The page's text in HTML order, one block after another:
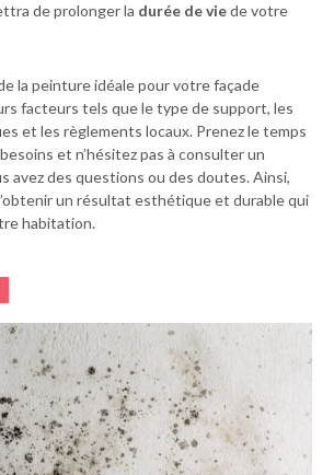
de prolonger la durée de viede votre
la peinture idéale pour votre façade
facteurs tels que le type de support, les
et les règlements locaux. Prenez le temps
et n’hésitez pas à consulter un
avez des questions ou des doutes. Ainsi,
un résultat esthétique et durable qui
habitation.